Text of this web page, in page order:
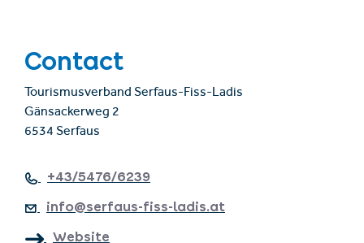
Contact
Tourismusverband Serfaus-Fiss-Ladis
Gänsackerweg 2
6534 Serfaus
+43/5476/6239
info@serfaus-fiss-ladis.at
Website